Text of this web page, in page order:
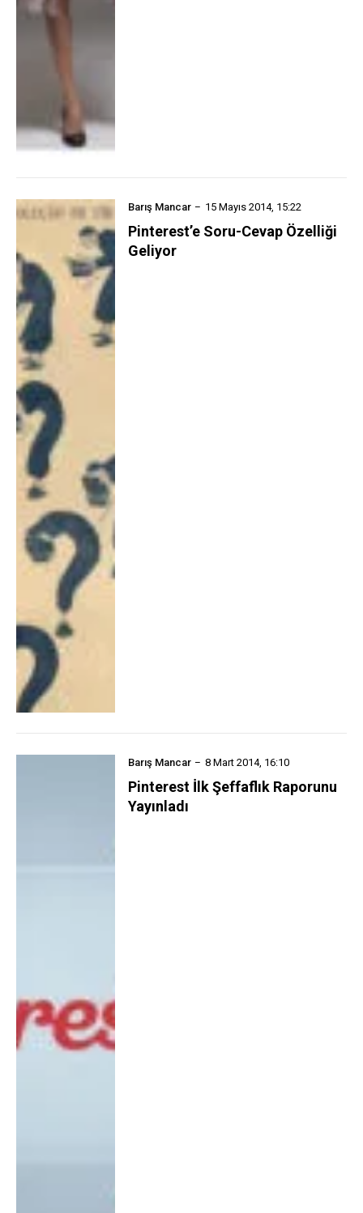
Barış Mancar 15 Mayıs 2014, 15:22
Pinterest’e Soru-Cevap Özelliği
Geliyor
Barış Mancar 8 Mart 2014, 16:10
Pinterest İlk Şeffaflık Raporunu
Yayınladı